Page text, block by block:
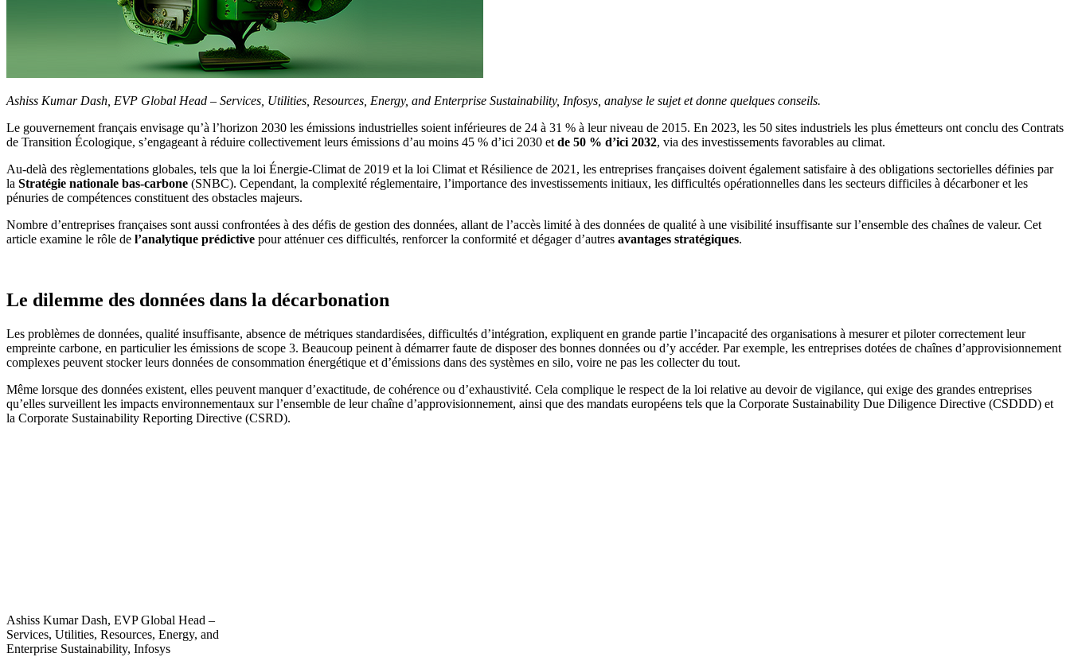
Ashiss Kumar Dash, EVP Global Head – Services, Utilities, Resources, Energy, and Enterprise Sustainability, Infosys, analyse le sujet et donne quelques conseils.
Le gouvernement français envisage qu’à l’horizon 2030 les émissions industrielles soient inférieures de 24 à 31 % à leur niveau de 2015. En 2023, les 50 sites industriels les plus émetteurs ont conclu des Contrats
de Transition Écologique, s’engageant à réduire collectivement leurs émissions d’au moins 45 % d’ici 2030 et de 50 % d’ici 2032, via des investissements favorables au climat.
Au-delà des règlementations globales, tels que la loi Énergie-Climat de 2019 et la loi Climat et Résilience de 2021, les entreprises françaises doivent également satisfaire à des obligations sectorielles définies par
la Stratégie nationale bas-carbone (SNBC). Cependant, la complexité réglementaire, l’importance des investissements initiaux, les difficultés opérationnelles dans les secteurs difficiles à décarboner et les
pénuries de compétences constituent des obstacles majeurs.
Nombre d’entreprises françaises sont aussi confrontées à des défis de gestion des données, allant de l’accès limité à des données de qualité à une visibilité insuffisante sur l’ensemble des chaînes de valeur. Cet
article examine le rôle de l’analytique prédictive pour atténuer ces difficultés, renforcer la conformité et dégager d’autres avantages stratégiques.
Le dilemme des données dans la décarbonation
Les problèmes de données, qualité insuffisante, absence de métriques standardisées, difficultés d’intégration, expliquent en grande partie l’incapacité des organisations à mesurer et piloter correctement leur
empreinte carbone, en particulier les émissions de scope 3. Beaucoup peinent à démarrer faute de disposer des bonnes données ou d’y accéder. Par exemple, les entreprises dotées de chaînes d’approvisionnement
complexes peuvent stocker leurs données de consommation énergétique et d’émissions dans des systèmes en silo, voire ne pas les collecter du tout.
Même lorsque des données existent, elles peuvent manquer d’exactitude, de cohérence ou d’exhaustivité. Cela complique le respect de la loi relative au devoir de vigilance, qui exige des grandes entreprises
qu’elles surveillent les impacts environnementaux sur l’ensemble de leur chaîne d’approvisionnement, ainsi que des mandats européens tels que la Corporate Sustainability Due Diligence Directive (CSDDD) et
la Corporate Sustainability Reporting Directive (CSRD).
Ashiss Kumar Dash, EVP Global Head –
Services, Utilities, Resources, Energy, and
Enterprise Sustainability, Infosys